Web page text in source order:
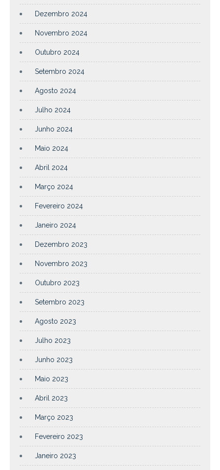
Dezembro 2024
Novembro 2024
Outubro 2024
Setembro 2024
Agosto 2024
Julho 2024
Junho 2024
Maio 2024
Abril 2024
Março 2024
Fevereiro 2024
Janeiro 2024
Dezembro 2023
Novembro 2023
Outubro 2023
Setembro 2023
Agosto 2023
Julho 2023
Junho 2023
Maio 2023
Abril 2023
Março 2023
Fevereiro 2023
Janeiro 2023